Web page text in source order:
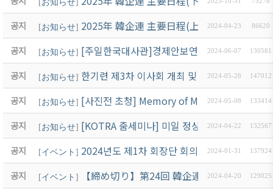
[お知らせ]
공지 [お知らせ] 2025年 韓企連 主要日程(上半期)2024-04-23 86620
공지 [お知らせ] [주일한국대사관]경제안보연구회[6/20(목)
2024-06-07 130581
공지 [お知らせ] 한기련 제3차 이사회 개최 및 28대 회장 선출 (
2024-05-28 147012
공지 [お知らせ] [사진전 초청] Memory of My Life 한기련 고
2024-05-08 133414
공지 [お知らせ] [KOTRA 줌세미나] 미일 정상회담 주요내용과
2024-04-22 132567
공지 [イベント] 2024년도 제1차 회장단 회의 및 제2차 이사회
2024-01-31 137924
공지 [イベント] 【締め切り】第24回 韓企連 会長杯 親善
2024-04-20 129025